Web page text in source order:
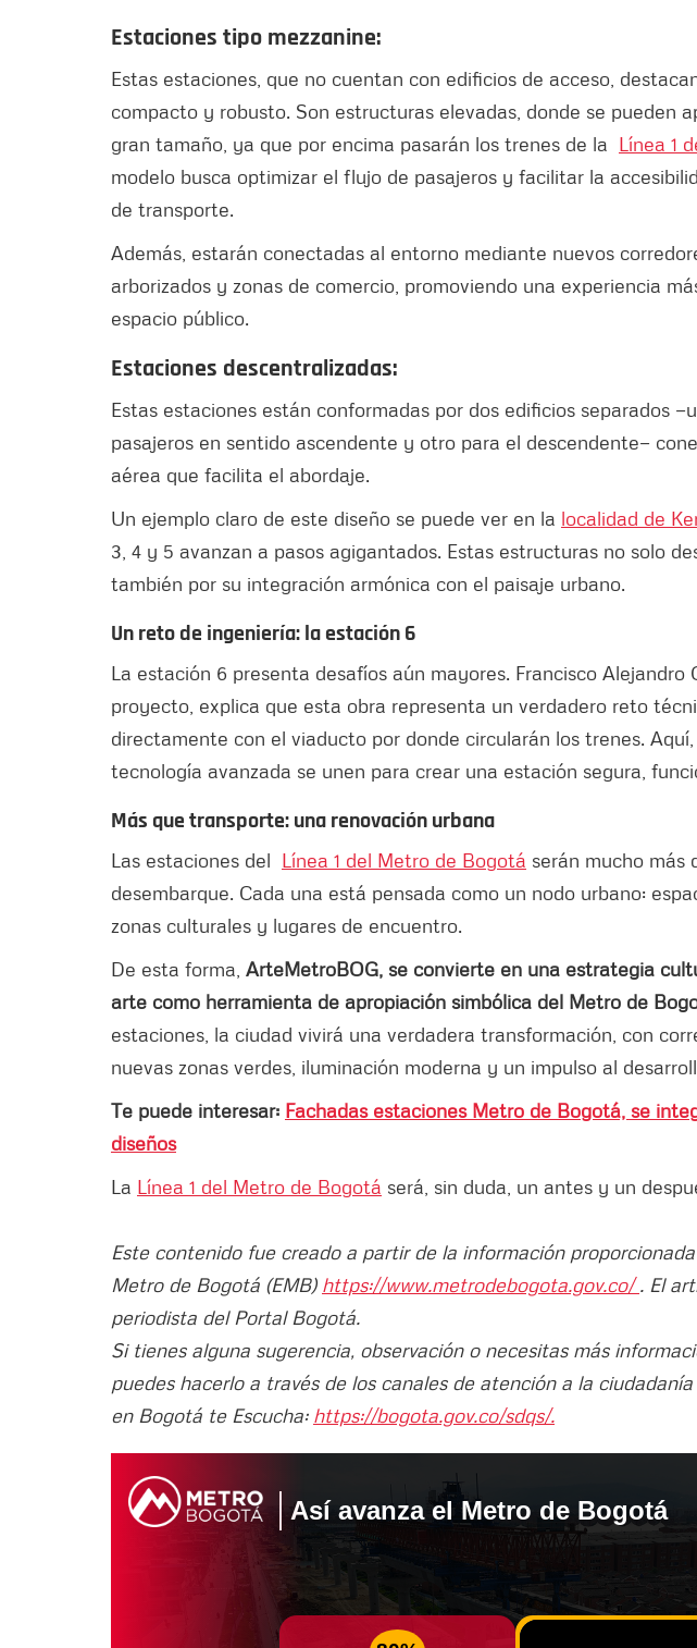
Estaciones tipo mezzanine:
Estas estaciones, que no cuentan con edificios de acceso,
compacto y robusto. Son estructuras elevadas, donde se pueden
gran tamaño, ya que por encima pasarán los trenes de la Línea 1
modelo busca optimizar el flujo de pasajeros y facilitar la
de transporte.
Además, estarán conectadas al entorno mediante nuevos
arborizados y zonas de comercio, promoviendo una experiencia
espacio público.
Estaciones descentralizadas:
Estas estaciones están conformadas por dos edificios separados
pasajeros en sentido ascendente y otro para el descendente—
aérea que facilita el abordaje.
Un ejemplo claro de este diseño se puede ver en la localidad de
3, 4 y 5 avanzan a pasos agigantados. Estas estructuras no solo
también por su integración armónica con el paisaje urbano.
Un reto de ingeniería: la estación 6
La estación 6 presenta desafíos aún mayores. Francisco Alejandro
proyecto, explica que esta obra representa un verdadero reto
directamente con el viaducto por donde circularán los trenes.
tecnología avanzada se unen para crear una estación segura,
Más que transporte: una renovación urbana
Las estaciones del Línea 1 del Metro de Bogotá serán mucho más
desembarque. Cada una está pensada como un nodo urbano:
zonas culturales y lugares de encuentro.
De esta forma, ArteMetroBOG, se convierte en una estrategia
arte como herramienta de apropiación simbólica del Metro de
estaciones, la ciudad vivirá una verdadera transformación, con
nuevas zonas verdes, iluminación moderna y un impulso al
Te puede interesar: Fachadas estaciones Metro de Bogotá, se
diseños
La Línea 1 del Metro de Bogotá será, sin duda, un antes y un
Este contenido fue creado a partir de la información
Metro de Bogotá (EMB) https://www.metrodebogota.gov.co/. El
periodista del Portal Bogotá.
Si tienes alguna sugerencia, observación o necesitas más
puedes hacerlo a través de los canales de atención a la
en Bogotá te Escucha: https://bogota.gov.co/sdqs/.